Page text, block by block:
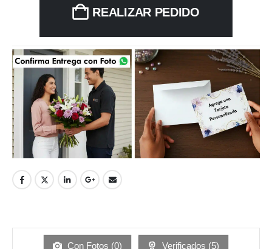
REALIZAR PEDIDO
Con Fotos (0) Verificados (5)